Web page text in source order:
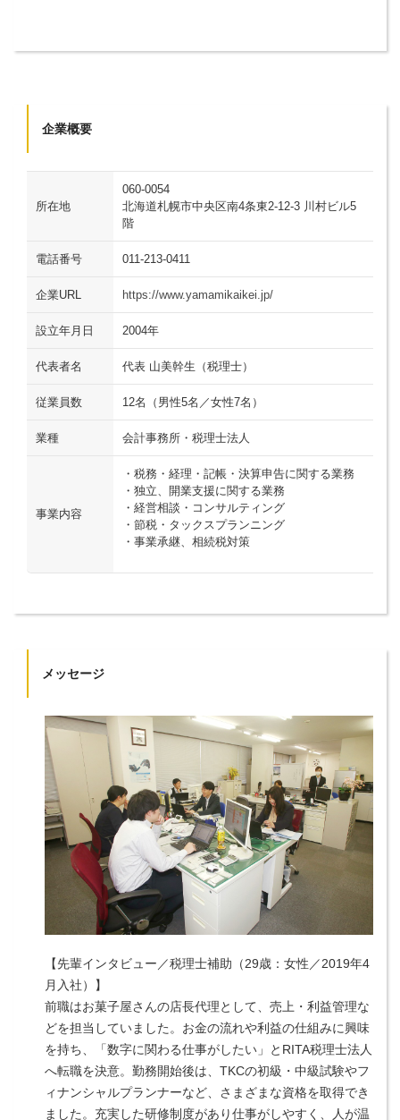
企業概要
所在地
060-0054
北海道札幌市中央区南4条東2-12-3 川村ビル5
階
電話番号 011-213-0411
企業URL https://www.yamamikaikei.jp/
設立年月日 2004年
代表者名 代表 山美幹生（税理士）
従業員数 12名（男性5名／女性7名）
業種 会計事務所・税理士法人
事業内容
・税務・経理・記帳・決算申告に関する業務
・独立、開業支援に関する業務
・経営相談・コンサルティング
・節税・タックスプランニング
・事業承継、相続税対策
メッセージ
【先輩インタビュー／税理士補助（29歳：女性／2019年4
月入社）】
前職はお菓子屋さんの店長代理として、売上・利益管理な
どを担当していました。お金の流れや利益の仕組みに興味
を持ち、「数字に関わる仕事がしたい」とRITA税理士法人
へ転職を決意。勤務開始後は、TKCの初級・中級試験やフ
ィナンシャルプランナーなど、さまざまな資格を取得でき
ました。充実した研修制度があり仕事がしやすく、人が温